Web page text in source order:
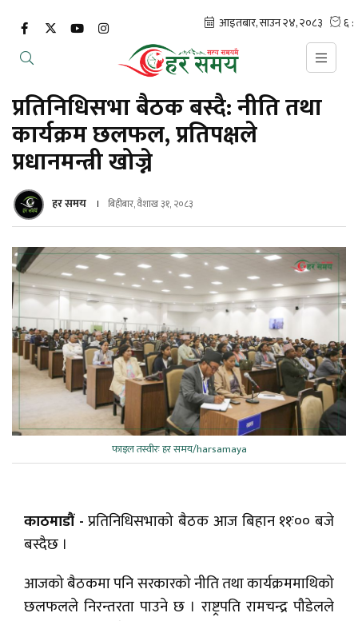
प्रतिनिधिसभा बैठक बस्दै: नीति तथा
कार्यक्रम छलफल‚ प्रतिपक्षले
प्रधानमन्त्री खोज्ने
हर समय बिहीबार, वैशाख ३१, २०८३
फाइल तस्वीरः हर समय/harsamaya
काठमाडौं -प्रतिनिधिसभाको बैठक आज बिहान ११ः०० बजे
बस्दैछ ।
आजको बैठकमा पनि सरकारको नीति तथा कार्यक्रममाथिको
छलफलले निरन्तरता पाउने छ । राष्ट्रपति रामचन्द्र पौडेलले